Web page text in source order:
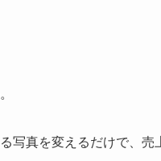
写真を変えるだけで、売